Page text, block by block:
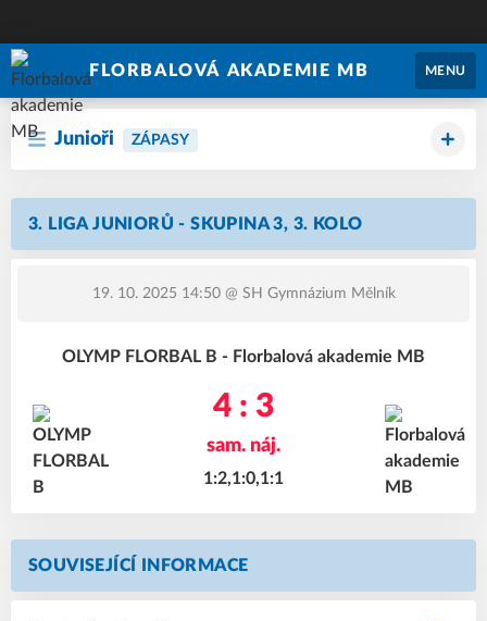
FLORBALOVÁ AKADEMIE MB MENU
Junioři ZÁPASY
3. LIGA JUNIORŮ - SKUPINA 3, 3. KOLO
19. 10. 2025 14:50@ SH Gymnázium Mělník
OLYMP FLORBAL B - Florbalová akademie MB
4 : 3
sam. náj.
1:2,1:0,1:1
SOUVISEJÍCÍ INFORMACE